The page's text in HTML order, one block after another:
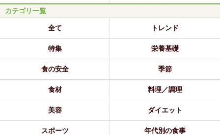
カテゴリ一覧
全て トレンド
特集 栄養基礎
食の安全 季節
食材 料理／調理
美容 ダイエット
スポーツ 年代別の食事